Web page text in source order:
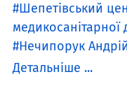
Шепетівський
Нечипорук
Детальніше ...